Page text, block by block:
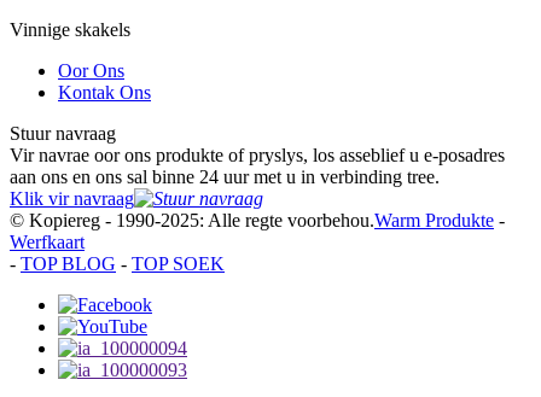
Vinnige skakels
Oor Ons
Kontak Ons
Stuur navraag
Vir navrae oor ons produkte of pryslys, los asseblief u e-posadres
aan ons en ons sal binne 24 uur met u in verbinding tree.
Klik vir navraag
© Kopiereg - 1990-2025: Alle regte voorbehou.Warm Produkte -
Werfkaart
- TOP BLOG - TOP SOEK